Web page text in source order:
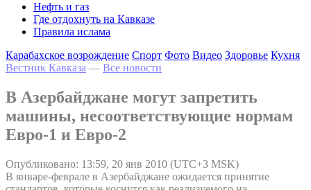
Нефть и газ
Где отдохнуть на Кавказе
Правила ислама
Карабахское возрождение Спорт Фото Видео Здоровье Кухня
Вестник Кавказа — Все новости
В Азербайджане могут запретить
машины, несоответствующие нормам
Евро-1 и Евро-2
Опубликовано: 13:59, 20 янв 2010 (UTC+3 MSK)
В январе-феврале в Азербайджане ожидается принятие